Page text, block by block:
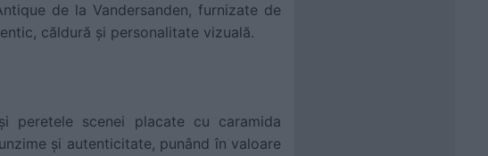
de la Vandersanden, furnizate de
căldură și personalitate vizuală.
peretele scenei placate cu caramida
și autenticitate, punând în valoare